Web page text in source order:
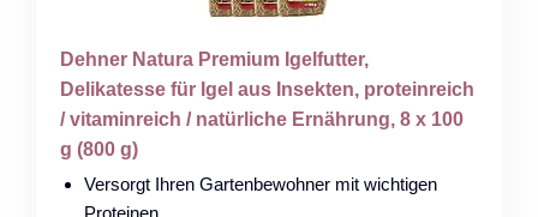
Dehner Natura Premium Igelfutter,
Delikatesse für Igel aus Insekten, proteinreich
/ vitaminreich / natürliche Ernährung, 8 x 100
g (800 g)
Versorgt Ihren Gartenbewohner mit wichtigen
Proteinen